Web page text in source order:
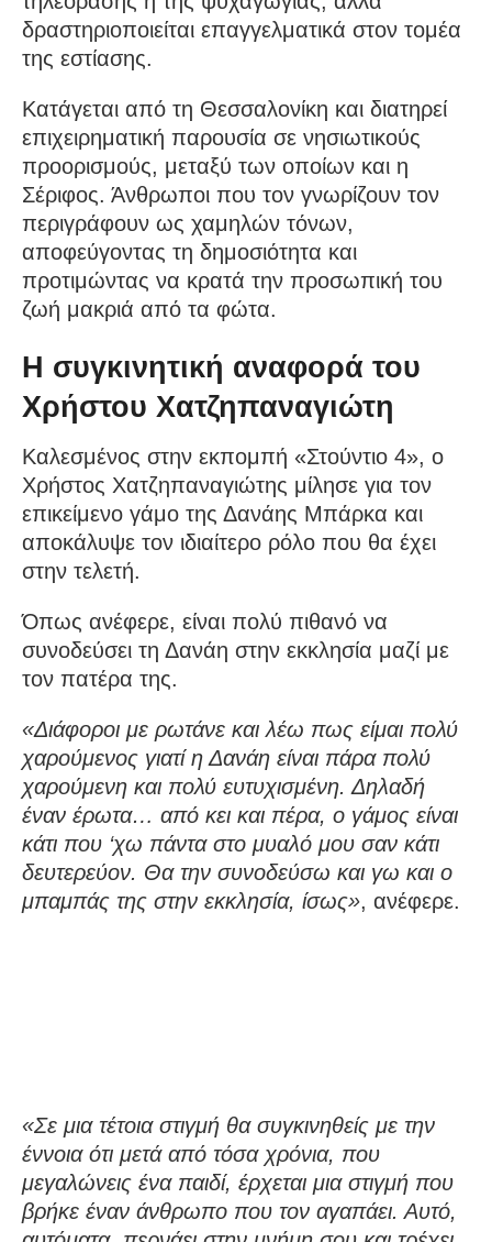
δραστηριοποιείται επαγγελματικά στον τομέα
της εστίασης.
Κατάγεται από τη Θεσσαλονίκη και διατηρεί
επιχειρηματική παρουσία σε νησιωτικούς
προορισμούς, μεταξύ των οποίων και η
Σέριφος. Άνθρωποι που τον γνωρίζουν τον
περιγράφουν ως χαμηλών τόνων,
αποφεύγοντας τη δημοσιότητα και
προτιμώντας να κρατά την προσωπική του
ζωή μακριά από τα φώτα.
Η συγκινητική αναφορά του
Χρήστου Χατζηπαναγιώτη
Καλεσμένος στην εκπομπή «Στούντιο 4», ο
Χρήστος Χατζηπαναγιώτης μίλησε για τον
επικείμενο γάμο της Δανάης Μπάρκα και
αποκάλυψε τον ιδιαίτερο ρόλο που θα έχει
στην τελετή.
Όπως ανέφερε, είναι πολύ πιθανό να
συνοδεύσει τη Δανάη στην εκκλησία μαζί με
τον πατέρα της.
«Διάφοροι με ρωτάνε και λέω πως είμαι πολύ
χαρούμενος γιατί η Δανάη είναι πάρα πολύ
χαρούμενη και πολύ ευτυχισμένη. Δηλαδή
έναν έρωτα… από κει και πέρα, ο γάμος είναι
κάτι που ‘χω πάντα στο μυαλό μου σαν κάτι
δευτερεύον. Θα την συνοδεύσω και γω και ο
μπαμπάς της στην εκκλησία, ίσως», ανέφερε.
«Σε μια τέτοια στιγμή θα συγκινηθείς με την
έννοια ότι μετά από τόσα χρόνια, που
μεγαλώνεις ένα παιδί, έρχεται μια στιγμή που
βρήκε έναν άνθρωπο που τον αγαπάει. Αυτό,